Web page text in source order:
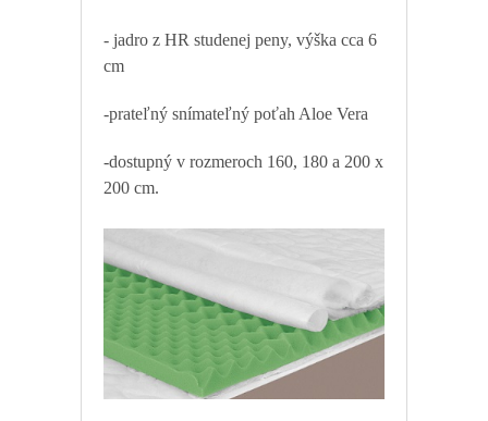
- jadro z HR studenej peny, výška cca 6
cm
-prateľný snímateľný poťah Aloe Vera
-dostupný v rozmeroch 160, 180 a 200 x
200 cm.